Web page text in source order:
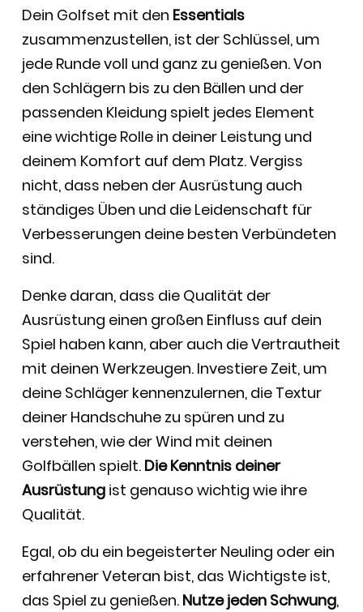
Dein Golfset mit den Essentials
zusammenzustellen, ist der Schlüssel, um
jede Runde voll und ganz zu genießen. Von
den Schlägern bis zu den Bällen und der
passenden Kleidung spielt jedes Element
eine wichtige Rolle in deiner Leistung und
deinem Komfort auf dem Platz. Vergiss
nicht, dass neben der Ausrüstung auch
ständiges Üben und die Leidenschaft für
Verbesserungen deine besten Verbündeten
sind.
Denke daran, dass die Qualität der
Ausrüstung einen großen Einfluss auf dein
Spiel haben kann, aber auch die Vertrautheit
mit deinen Werkzeugen. Investiere Zeit, um
deine Schläger kennenzulernen, die Textur
deiner Handschuhe zu spüren und zu
verstehen, wie der Wind mit deinen
Golfbällen spielt. Die Kenntnis deiner
Ausrüstung ist genauso wichtig wie ihre
Qualität.
Egal, ob du ein begeisterter Neuling oder ein
erfahrener Veteran bist, das Wichtigste ist,
das Spiel zu genießen. Nutze jeden Schwung,